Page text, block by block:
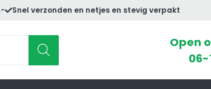
Snel verzonden en netjes en stevig verpakt
Open
06-